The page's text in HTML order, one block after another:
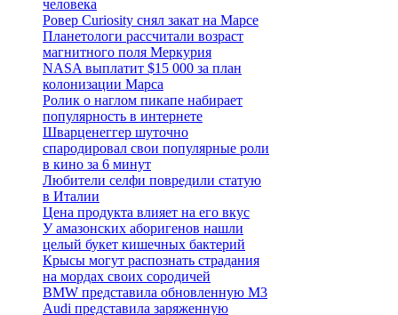
человека
Ровер Curiosity снял закат на Марсе
Планетологи рассчитали возраст
магнитного поля Меркурия
NASA выплатит $15 000 за план
колонизации Марса
Ролик о наглом пикапе набирает
популярность в интернете
Шварценеггер шуточно
спародировал свои популярные роли
в кино за 6 минут
Любители селфи повредили статую
в Италии
Цена продукта влияет на его вкус
У амазонских аборигенов нашли
целый букет кишечных бактерий
Крысы могут распознать страдания
на мордах своих сородичей
BMW представила обновленную M3
Audi представила заряженную